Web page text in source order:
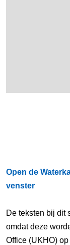
Open de
venster
De teksten bij
omdat deze
Office (UKHO)